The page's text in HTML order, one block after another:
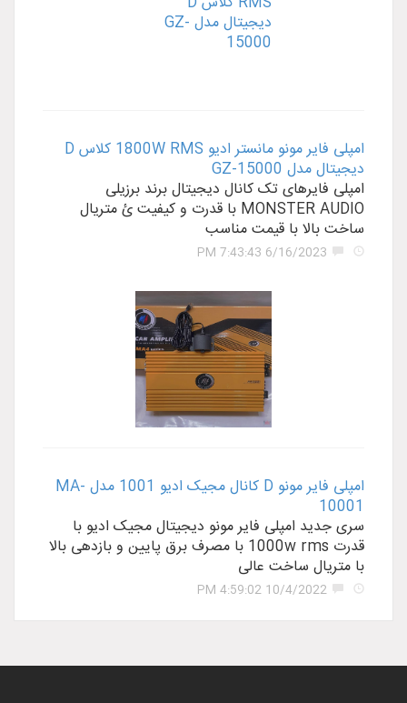
امپلی فایر مونو مانستر ادیو 1800W RMS کلاس D
دیجیتال مدل GZ-15000
امپلی فایرهای تک کانال دیجیتال برند برزیلی
MONSTER AUDIO با قدرت و کیفیت ئ متریال
ساخت بالا با قیمت مناسب
6/16/2023 7:43:43 PM
امپلی فایر مونو D کانال مجیک ادیو 1001 مدل MA-
10001
سری جدید امپلی فایر مونو دیجیتال مجیک ادیو با
قدرت 1000w rms با مصرف برق پایین و بازدهی بالا
با متریال ساخت عالی
10/4/2022 4:59:02 PM